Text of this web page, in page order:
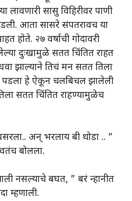
सासु विहिरीवर पाणी
आता सासरे संपतरावच या
होते. २७ वर्षाची गोदावरी
दुःखामुळे सतत चिंतित राहत
झाल्याने तिचं मन सतत तिला
हे ऐकून चलबिचल झालेली
सतत चिंतित राहण्यामुळेच
अन् भरलाय बी थोडा .. ”
बोलला.
नसल्याचे बघत, ” बरं न्हानीत
म्हणाली.